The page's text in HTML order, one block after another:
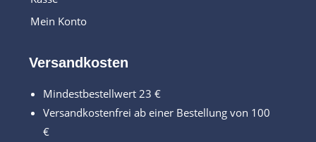
Mein Konto
Versandkosten
Mindestbestellwert 23 €
Versandkostenfrei ab einer Bestellung von 100
€